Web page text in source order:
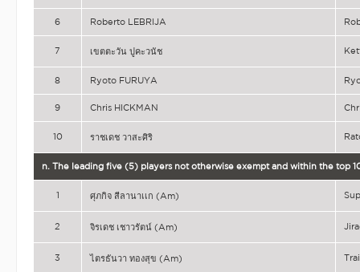
6 Roberto LEBRIJA
7 เขตตะวัน ปูคะวนัช
8 Ryoto FURUYA
9 Chris HICKMAN
10 ราชเดช วาสะศิริ
n. The leading five (5) players not otherwise exempt and within the top
1 ศุภกิจ สีลานาเเก (Am)
2 จิรเดช เชาวรัตน์ (Am)
3 ไตรธันวา ทองสุข (Am)